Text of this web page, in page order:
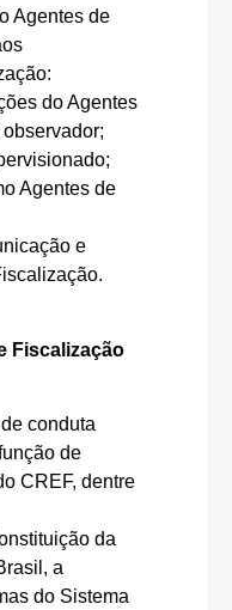
Agentes de
do Agentes
Agentes de
e
Fiscalização
conduta
de
CREF, dentre
da
a
do Sistema